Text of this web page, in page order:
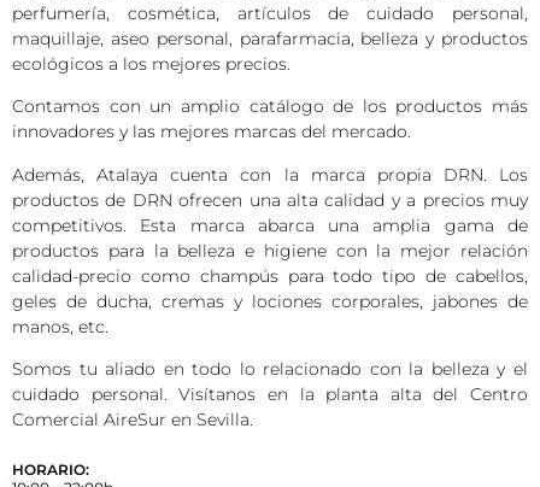
perfumería, cosmética, artículos de cuidado personal,
maquillaje, aseo personal, parafarmacia, belleza y productos
ecológicos a los mejores precios.
Contamos con un amplio catálogo de los productos más
innovadores y las mejores marcas del mercado.
Además, Atalaya cuenta con la marca propia DRN. Los
productos de DRN ofrecen una alta calidad y a precios muy
competitivos. Esta marca abarca una amplia gama de
productos para la belleza e higiene con la mejor relación
calidad-precio como champús para todo tipo de cabellos,
geles de ducha, cremas y lociones corporales, jabones de
manos, etc.
Somos tu aliado en todo lo relacionado con la belleza y el
cuidado personal. Visítanos en la planta alta del Centro
Comercial AireSur en Sevilla.
HORARIO: